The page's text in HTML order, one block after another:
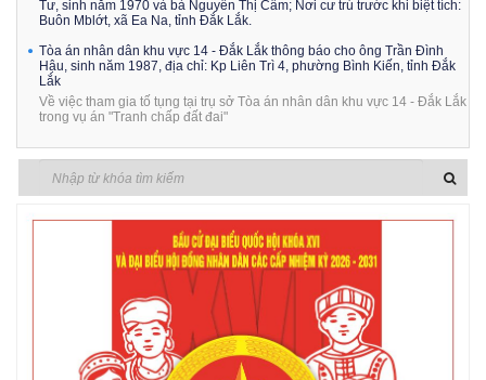
Tư, sinh năm 1970 và bà Nguyễn Thị Cẩm; Nơi cư trú trước khi biệt tích:
Buôn Mblớt, xã Ea Na, tỉnh Đắk Lắk.
Tòa án nhân dân khu vực 14 - Đắk Lắk thông báo cho ông Trần Đình
Hậu, sinh năm 1987, địa chỉ: Kp Liên Trì 4, phường Bình Kiến, tỉnh Đắk
Lắk
Về việc tham gia tố tụng tại trụ sở Tòa án nhân dân khu vực 14 - Đắk Lắk
trong vụ án "Tranh chấp đất đai"